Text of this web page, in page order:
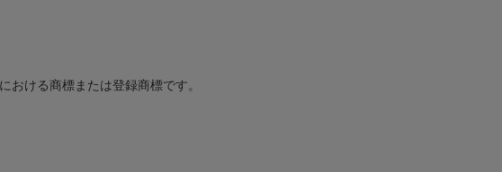
おける商標または登録商標です。